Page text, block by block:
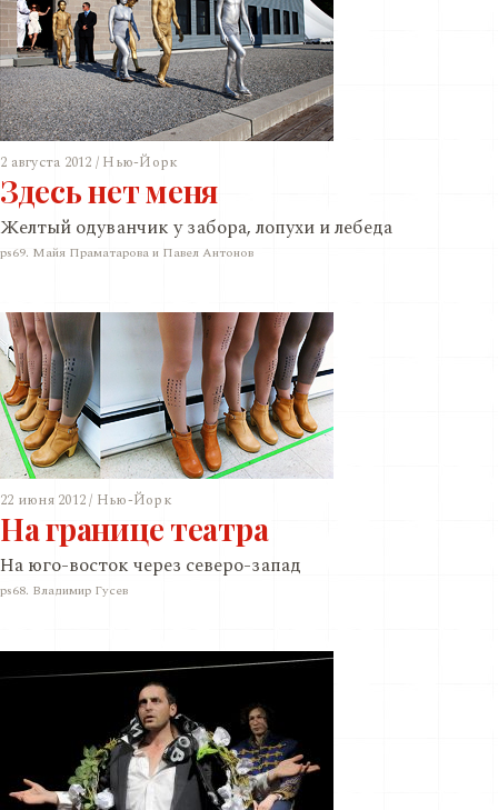
2 августа 2012 / Нью-Йорк
Здесь нет меня
Желтый одуванчик у забора, лопухи и лебеда
ps69. Майя Праматарова и Павел Антонов
22 июня 2012 / Нью-Йорк
На границе театра
На юго-восток через северо-запад
ps68. Владимир Гусев